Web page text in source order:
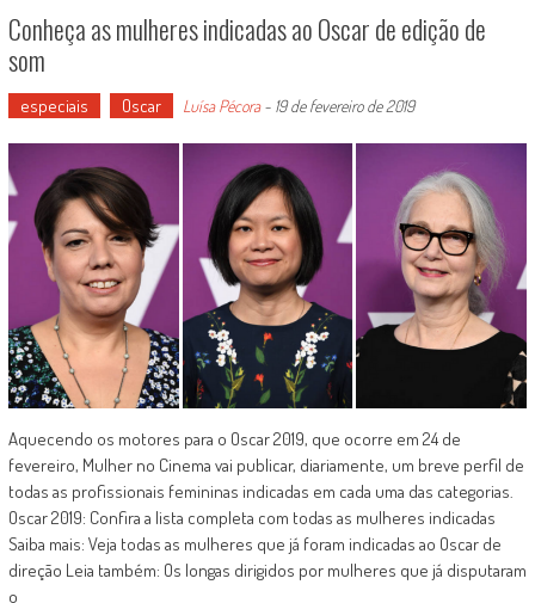
Conheça as mulheres indicadas ao Oscar de edição de
som
especiais Oscar Luísa Pécora- 19 de fevereiro de 2019
Aquecendo os motores para o Oscar 2019, que ocorre em 24 de
fevereiro, Mulher no Cinema vai publicar, diariamente, um breve perfil de
todas as profissionais femininas indicadas em cada uma das categorias.
Oscar 2019: Confira a lista completa com todas as mulheres indicadas
Saiba mais: Veja todas as mulheres que já foram indicadas ao Oscar de
direção Leia também: Os longas dirigidos por mulheres que já disputaram
o